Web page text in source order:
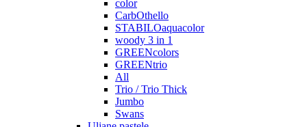
color
CarbOthello
STABILOaquacolor
woody 3 in 1
GREENcolors
GREENtrio
All
Trio / Trio Thick
Jumbo
Swans